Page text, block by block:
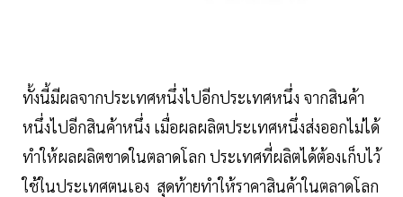
ทั้งนี้มีผลจากประเทศหนึ่งไปอีกประเทศหนึ่ง จากสินค้า
หนึ่งไปอีกสินค้าหนึ่ง เมื่อผลผลิตประเทศหนึ่งส่งออกไม่ได้
ทำให้ผลผลิตขาดในตลาดโลก ประเทศที่ผลิตได้ต้องเก็บไว้
ใช้ในประเทศตนเอง สุดท้ายทำให้ราคาสินค้าในตลาดโลก